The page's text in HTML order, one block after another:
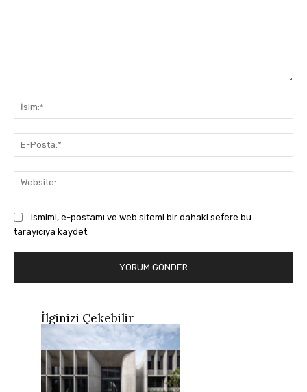
Ismimi, e-postamı ve web sitemi bir dahaki sefere bu
tarayıcıya kaydet.
İlginizi Çekebilir